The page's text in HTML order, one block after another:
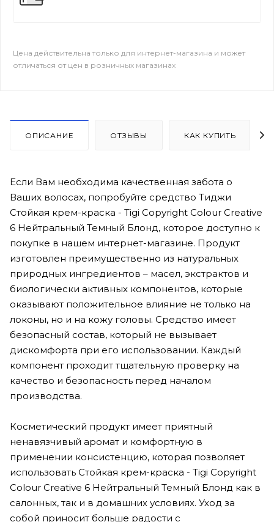
Цена действительна только для интернет-магазина и может
отличаться от цен в розничных магазинах
ОПИСАНИЕ ОТЗЫВЫ КАК КУПИТЬ
Если Вам необходима качественная забота о
Ваших волосах, попробуйте средство Тиджи
Стойкая крем-краска - Tigi Copyright Colour Creative
6 Нейтральный Темный Блонд, которое доступно к
покупке в нашем интернет-магазине. Продукт
изготовлен преимущественно из натуральных
природных ингредиентов – масел, экстрактов и
биологически активных компонентов, которые
оказывают положительное влияние не только на
локоны, но и на кожу головы. Средство имеет
безопасный состав, который не вызывает
дискомфорта при его использовании. Каждый
компонент проходит тщательную проверку на
качество и безопасность перед началом
производства.
Косметический продукт имеет приятный
ненавязчивый аромат и комфортную в
применении консистенцию, которая позволяет
использовать Стойкая крем-краска - Tigi Copyright
Colour Creative 6 Нейтральный Темный Блонд как в
салонных, так и в домашних условиях. Уход за
собой приносит больше радости с